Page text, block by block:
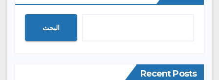
البحث
Recent Posts